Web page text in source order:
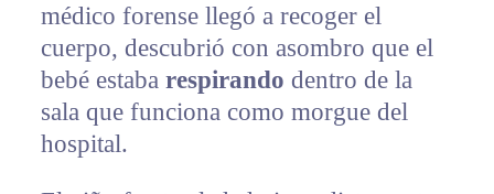
médico forense llegó a recoger el
cuerpo, descubrió con asombro que el
bebé estaba respirando dentro de la
sala que funciona como morgue del
hospital.